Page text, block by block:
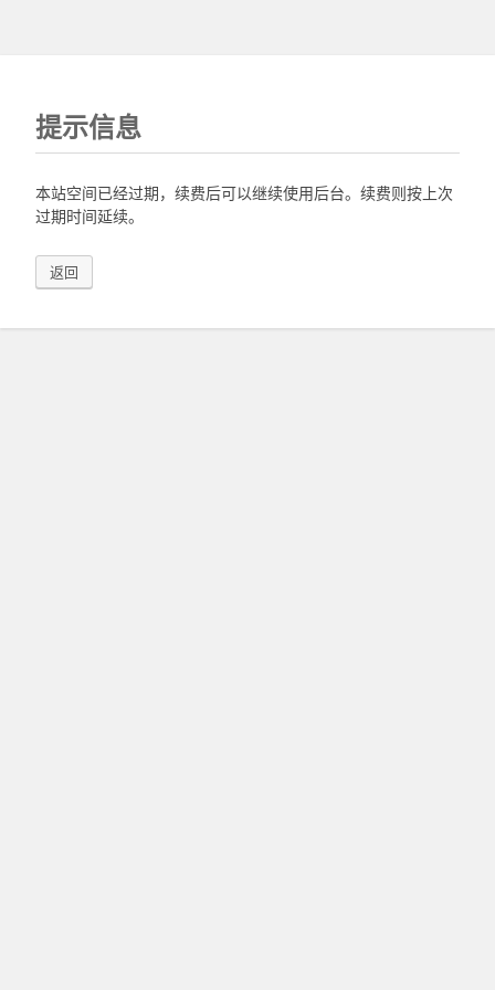
提示信息
本站空间已经过期，续费后可以继续使用后台。续费则按上次
过期时间延续。
返回